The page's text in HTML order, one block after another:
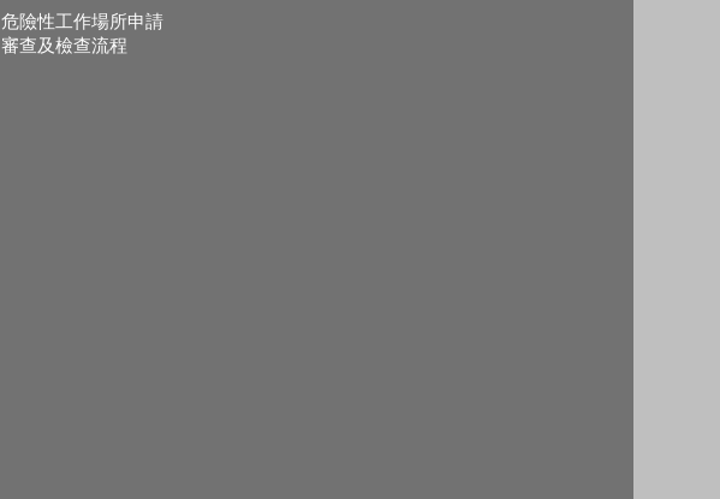
危險性工作場所申請
審查及檢查流程